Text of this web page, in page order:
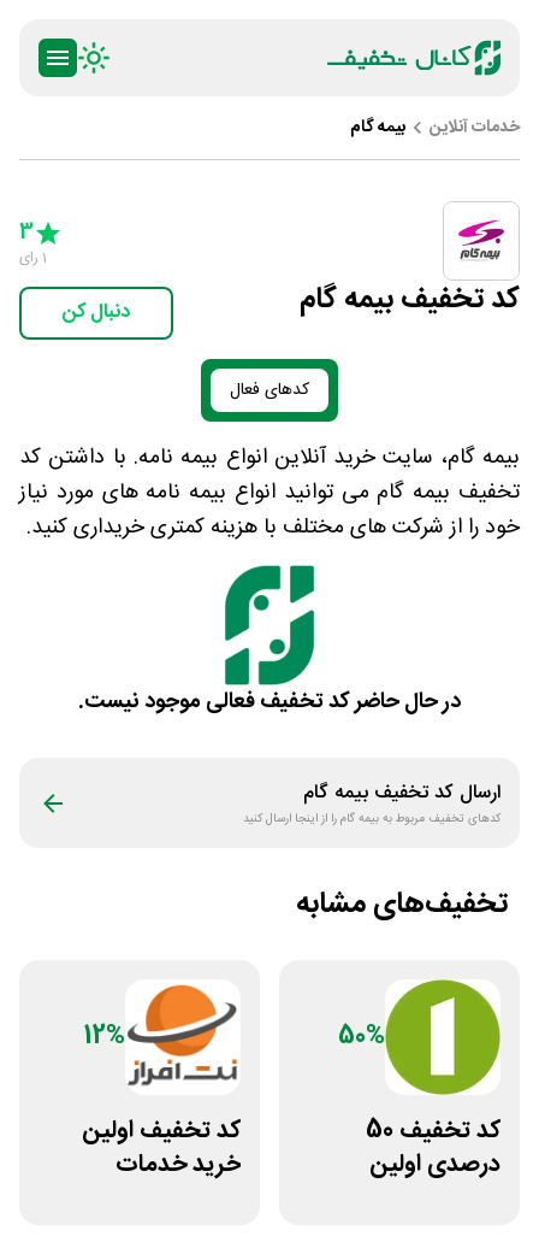
خدمات آنلاین بیمه گام
کد تخفیف بیمه گام
5 Stars
3
1 رای
دنبال کن
کدهای فعال
بیمه گام، سایت خرید آنلاین انواع بیمه نامه. با داشتن کد
تخفیف بیمه گام می توانید انواع بیمه نامه های مورد نیاز
خود را از شرکت های مختلف با هزینه کمتری خریداری کنید.
در حال حاضر کد تخفیف فعالی موجود نیست.
ارسال کد تخفیف بیمه گام
کدهای تخفیف مربوط بهبیمه گامرا از اینجا ارسال کنید
تخفیف‌های مشابه
50%
کد تخفیف 50
درصدی اولین
12%
کد تخفیف اولین
خرید خدمات